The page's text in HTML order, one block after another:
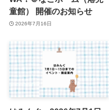
童館） 開催のお知らせ
2026年7月16日